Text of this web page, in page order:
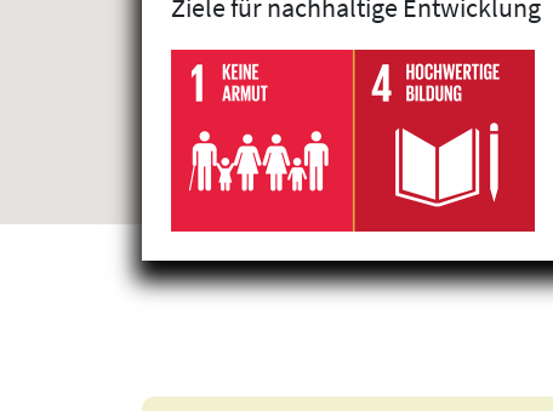
Ziele für nachhaltige Entwicklung